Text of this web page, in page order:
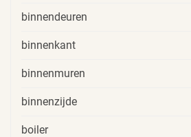
binnendeuren
binnenkant
binnenmuren
binnenzijde
boiler